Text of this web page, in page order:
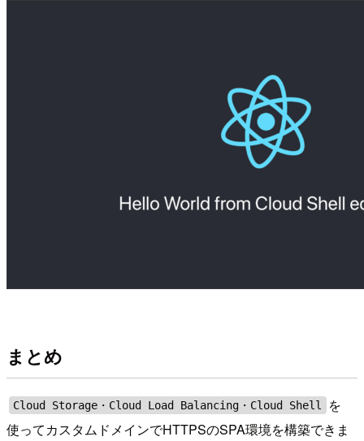
まとめ
Cloud Storage・Cloud Load Balancing・Cloud Shell
を
使ってカスタムドメインでHTTPSのSPA環境を構築できま